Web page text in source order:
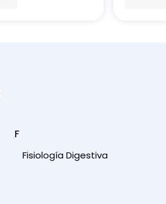
F
Fisiología Digestiva